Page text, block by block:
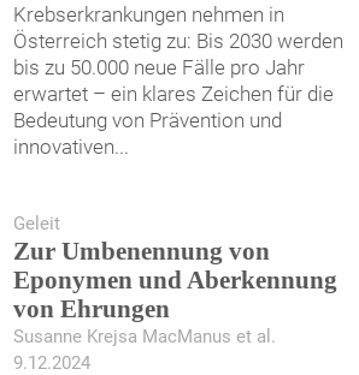
Krebserkrankungen nehmen in
Österreich stetig zu: Bis 2030 werden
bis zu 50.000 neue Fälle pro Jahr
erwartet – ein klares Zeichen für die
Bedeutung von Prävention und
innovativen...
Geleit
Zur Umbenennung von
Eponymen und Aberkennung
von Ehrungen
Susanne Krejsa MacManus et al.
9.12.2024